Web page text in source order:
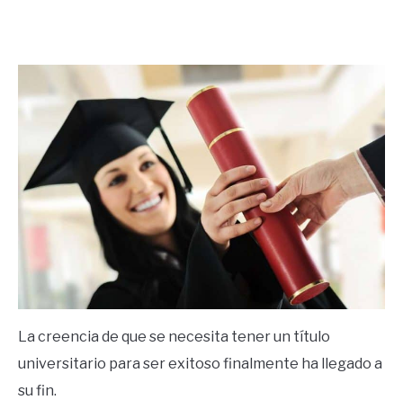
La creencia de que se necesita tener un título
universitario para ser exitoso finalmente ha llegado a
su fin.